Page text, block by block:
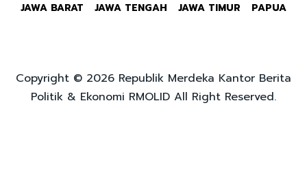
JAWA BARAT
JAWA TENGAH JAWA TIMUR PAPUA
Copyright © 2026 Republik Merdeka Kantor Berita
Politik & Ekonomi RMOLID All Right Reserved.